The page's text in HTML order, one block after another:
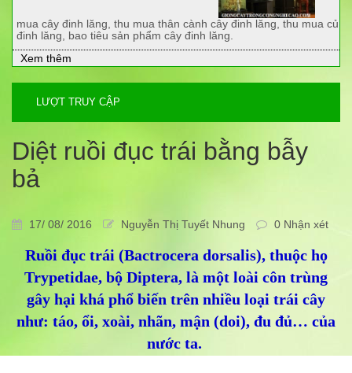
mua cây đinh lăng, thu mua thân cành cây đinh lăng, thu mua củ
đinh lăng, bao tiêu sản phẩm cây đinh lăng.
Xem thêm
LƯỢT TRUY CẬP
Diệt ruồi đục trái bằng bẫy
bả
17/ 08/ 2016 Nguyễn Thị Tuyết Nhung 0 Nhận xét
Ruồi đục trái (Bactrocera dorsalis), thuộc họ
Trypetidae, bộ Diptera, là một loài côn trùng
gây hại khá phổ biến trên nhiều loại trái cây
như: táo, ổi, xoài, nhãn, mận (doi), đu đủ… của
nước ta.